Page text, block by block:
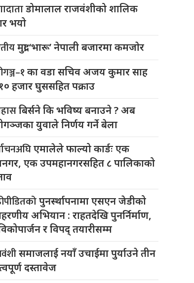
डोमालाल राजवंशीको शालिक
भयो
मुद्रा ‘भारू’ नेपाली बजारमा कमजाेर
का वडा सचिव अजय कुमार साह
हजार घुससहित पक्राउ
बिर्सने कि भविष्य बनाउने ? अब
युवाले निर्णय गर्ने बेला
एमालेले फाल्यो कार्डः एक
एक उपमहानगरसहित ८ पालिकाको
पुनर्स्थापनामा एसएन जेडीको
अभियान : राहतदेखि पुनर्निर्माण,
र विपद् तयारीसम्म
समाजलाई नयाँ उचाईमा पुर्याउने तीन
दस्तावेज